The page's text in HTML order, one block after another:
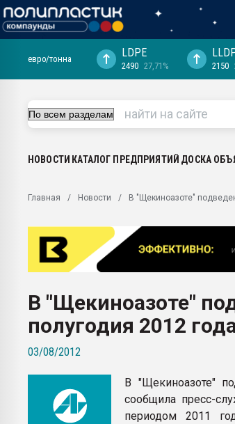
29.07.2026 ФРП помог "Ижевскому
Вакуум-формовочные машины:
28.07.2026 Автоматизация выходит на
первый план в переработке
пластмасс
ситуацией на строительном рынке
Всё, что касается выдува ПЭТ
бутылок
ПЕРЕЙТИ НА ФОРУМ
евро/тонна LDPE
2490 27,71% 2150
НОВОСТИ КАТАЛОГ ПРЕДПРИЯТИЙ ДОСКА
Главная Новости В "Щекиноазоте"
В "Щекиноазоте"
полугодия 2012
03/08/2012
В "Щекиноазоте"
сообщила пресс-
периодом 2011